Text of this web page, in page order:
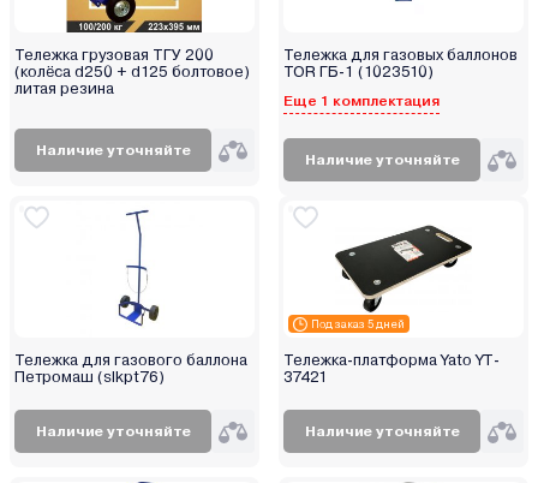
Тележка грузовая ТГУ 200
(колёса d250 + d125 болтовое)
литая резина
Наличие уточняйте
Тележка для газовых баллонов
TOR ГБ-1 (1023510)
Еще 1 комплектация
Наличие уточняйте
Тележка для газового баллона
Петромаш (slkpt76)
Наличие уточняйте
Под заказ 5 дней
Тележка-платформа Yato YT-
37421
Наличие уточняйте